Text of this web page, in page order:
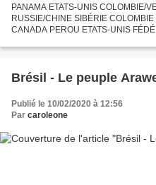
PANAMA ETATS-UNIS COLOMBIE/
RUSSIE/CHINE SIBÉRIE
CANADA PEROU ETATS-UNIS
Brésil - Le peuple
Publié le 10/02/2020 à 12:56
Par caroleone